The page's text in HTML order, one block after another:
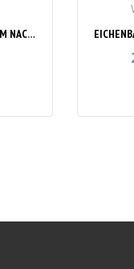
EICHENBANK AUS ALTEICHE 25 MM NACH MASS – RUSTIKALE MASSIVHOLZBANK